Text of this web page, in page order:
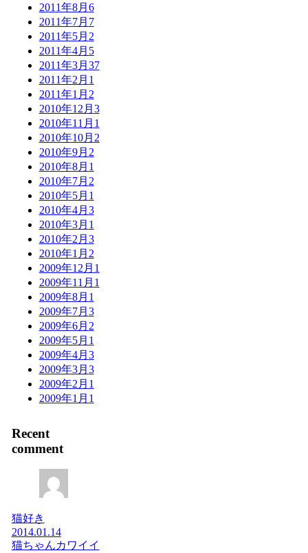
2011年8月 6
2011年7月 7
2011年5月 2
2011年4月 5
2011年3月 37
2011年2月 1
2011年1月 2
2010年12月 3
2010年11月 1
2010年10月 2
2010年9月 2
2010年8月 1
2010年7月 2
2010年5月 1
2010年4月 3
2010年3月 1
2010年2月 3
2010年1月 2
2009年12月 1
2009年11月 1
2009年8月 1
2009年7月 3
2009年6月 2
2009年5月 1
2009年4月 3
2009年3月 3
2009年2月 1
2009年1月 1
Recent
comment
猫好き
2014.01.14
猫ちゃんカワイイ